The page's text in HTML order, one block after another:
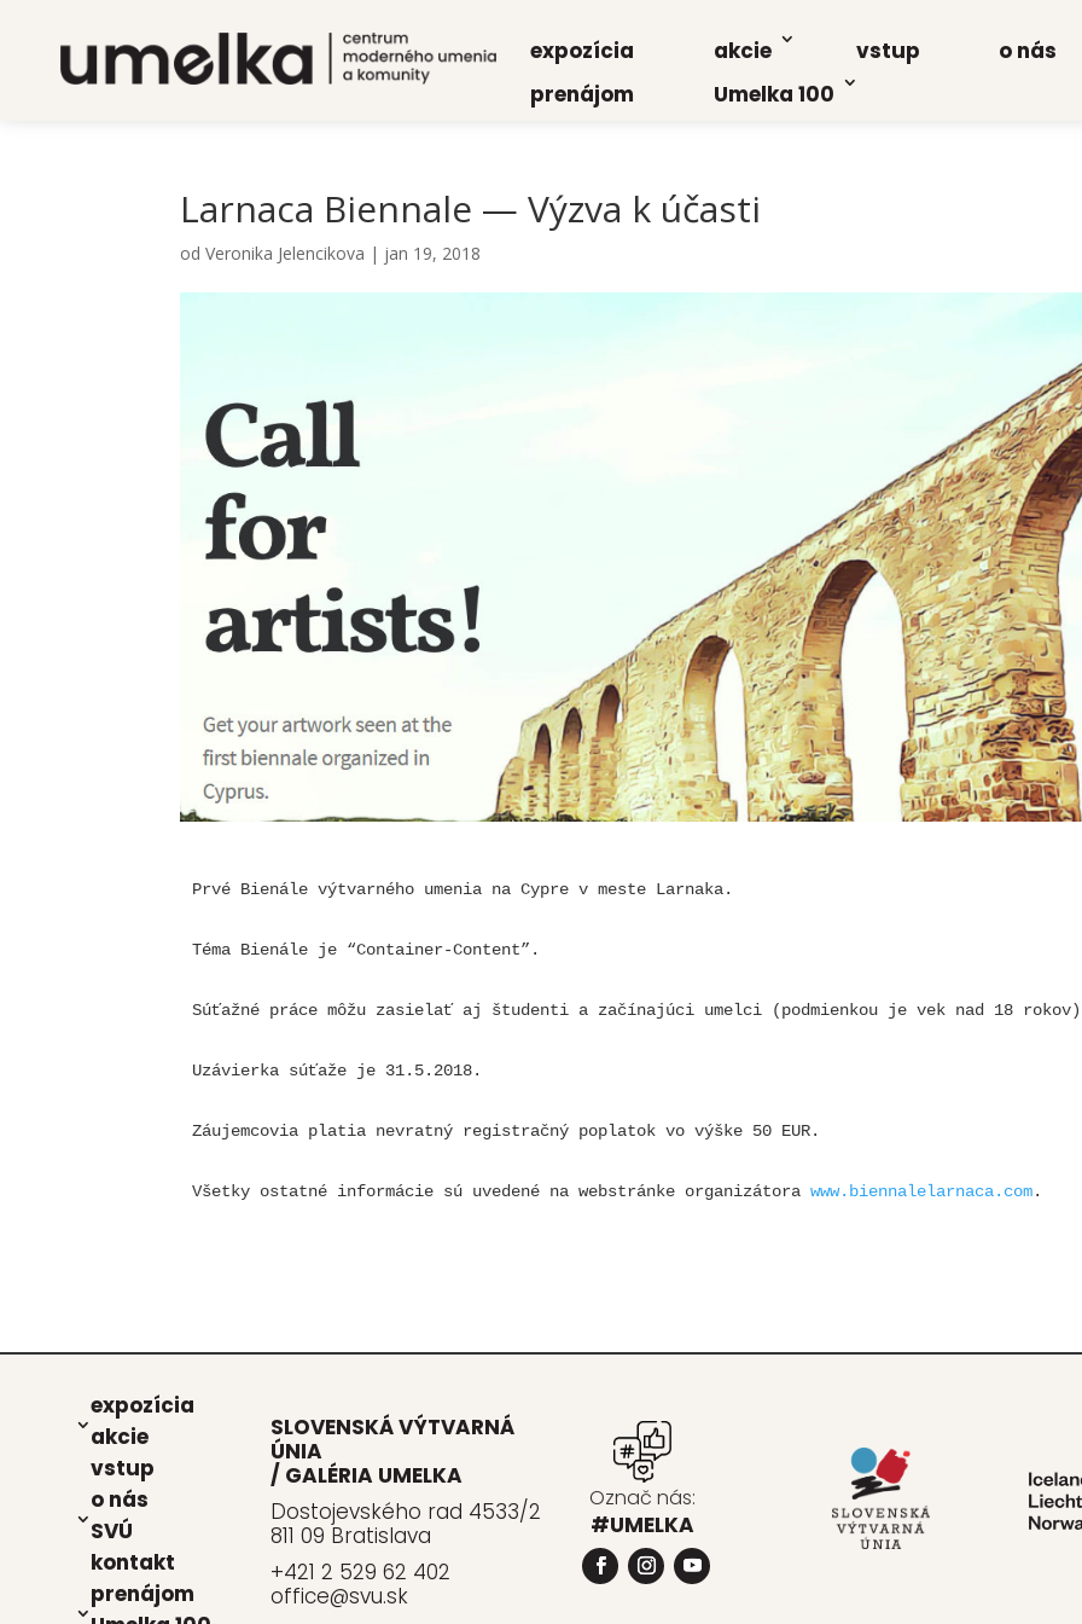
expo­zí­cia akcie vstup
o nás
pre­ná­jom
Umel­ka 100
Lar­na­ca Bien­na­le — Výzva k účas­ti
odVeronika Jelencikova | jan 19, 2018
Prvé Bienále výtvarného umenia na Cypre v meste Larnaka.
Téma Bienále je “Container-Content”.
Súťažné práce môžu zasielať aj študenti a začínajúci umelci (podmienkou je vek nad 18
Uzávierka súťaže je 31.5.2018.
Záujemcovia platia nevratný registračný poplatok vo výške 50 EUR.
Všetky ostatné informácie sú uvedené na webstránke organizátora www.biennalelarnaca.com.
expo­zí­cia
akcie
vstup
o nás
SVÚ
kon­takt
pre­ná­jom
SLOVENSKÁ VÝTVARNÁ
ÚNIA
/ GALÉRIA UMELKA
Dostojevského rad 4533/2
811 09 Bratislava
+421 2 529 62 402
office@svu.sk
Označ nás:
#UMELKA